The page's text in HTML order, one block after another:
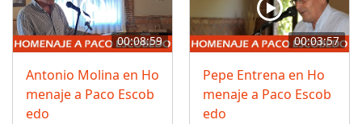
00:08:59
Antonio Molina en Ho
menaje a Paco Escob
edo
00:03:57
Pepe Entrena en Ho
menaje a Paco Escob
edo